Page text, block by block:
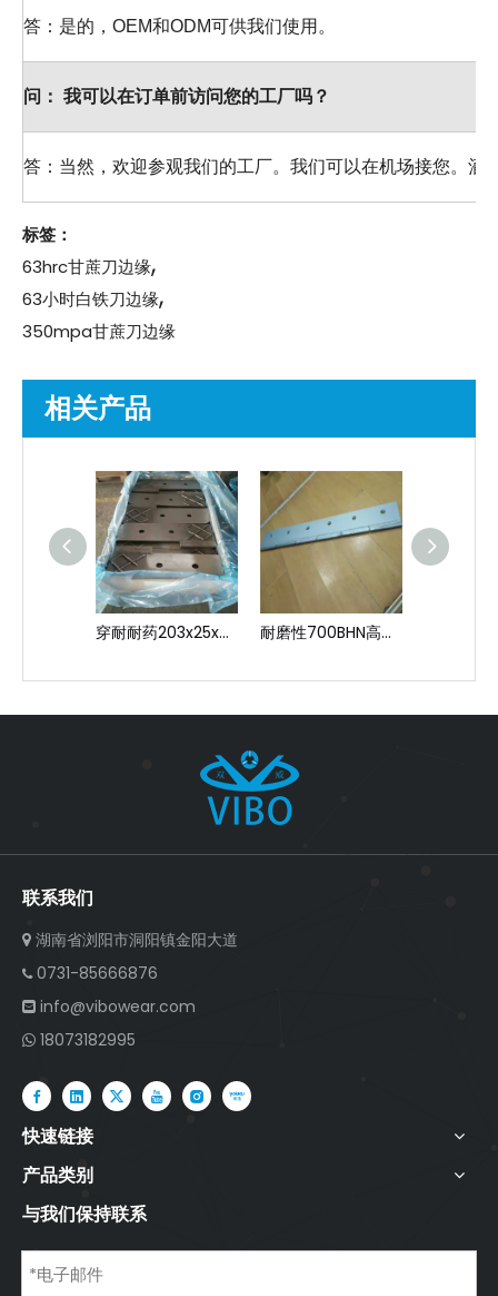
答：是的，OEM和ODM可供我们使用。
问： 我可以在订单前访问您的工厂吗？
答：当然，欢迎参观我们的工厂。我们可以在机场接您。酒
标签：
63hrc甘蔗刀边缘,
63小时白铁刀边缘,
350mpa甘蔗刀边缘
相关产品
联系我们
 湖南省浏阳市洞阳镇金阳大道
0731-85666876
 info@vibowear.com
 18073182995
快速链接
产品类别
与我们保持联系